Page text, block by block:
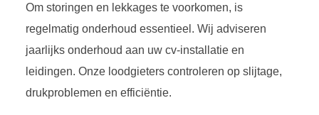
Om storingen en lekkages te voorkomen, is
regelmatig onderhoud essentieel. Wij adviseren
jaarlijks onderhoud aan uw cv-installatie en
leidingen. Onze loodgieters controleren op slijtage,
drukproblemen en efficiëntie.